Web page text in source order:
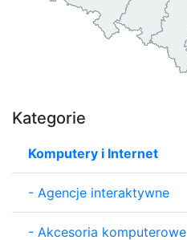
Kategorie
Komputery i Internet
- Agencje interaktywne
- Akcesoria komputerowe